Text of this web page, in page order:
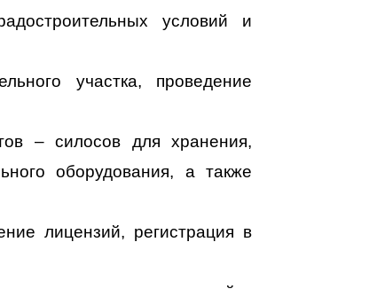
условий и
участка, проведение
– силосов для хранения,
оборудования, а также
лицензий, регистрация в